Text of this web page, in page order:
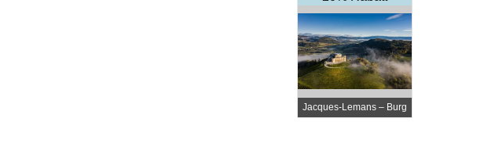
Jacques-Lemans – Burg
Taggenbrunn